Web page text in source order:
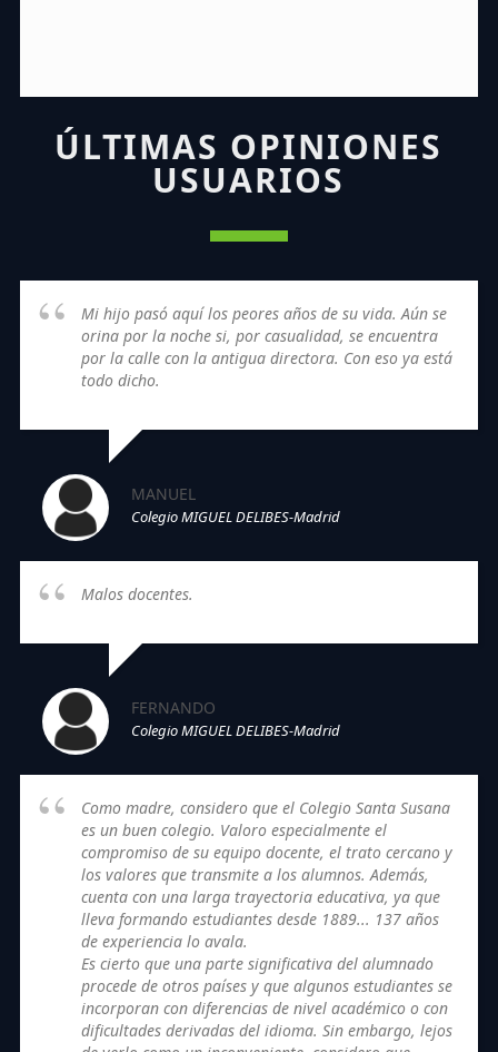
ÚLTIMAS OPINIONES
USUARIOS
Mi hijo pasó aquí los peores años de su vida. Aún se
orina por la noche si, por casualidad, se encuentra
por la calle con la antigua directora. Con eso ya está
todo dicho.
MANUEL
Colegio MIGUEL DELIBES-Madrid
Malos docentes.
FERNANDO
Colegio MIGUEL DELIBES-Madrid
Como madre, considero que el Colegio Santa Susana
es un buen colegio. Valoro especialmente el
compromiso de su equipo docente, el trato cercano y
los valores que transmite a los alumnos. Además,
cuenta con una larga trayectoria educativa, ya que
lleva formando estudiantes desde 1889... 137 años
de experiencia lo avala.
Es cierto que una parte significativa del alumnado
procede de otros países y que algunos estudiantes se
incorporan con diferencias de nivel académico o con
dificultades derivadas del idioma. Sin embargo, lejos